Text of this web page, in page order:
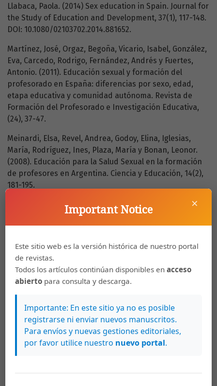
Llabaca, Paola. (2014) Sex education in Spain. Journal for
the Study of Education and Development, 37(1), 117-148.
DOI: 10.1080/02103702.2014.881652.
Martínez, José, Orgaz, Begoña, Vicario, Isabel, González,
Eva, Carcedo, Rodrigo, Fernández, Andrés y Fuertes,
Antonio. (2011). Educación sexual y formación del
profesorado en España: diferencias por sexo, edad,
etapa educativa y comunidad autónoma. Revista de
Formación del Profesorado e Investigación Educativa,
(24), 37-47.
Meinardi, Elsa, Revel, Andrea, Godoy, Elina, Iglesias,
María, Rodríguez, Ines, Plaza, María y Bonan, Leonor.
(2008). Educación para la Salud Sexual en la formación
de profesores en Argentina. Ciencia y Educación, 14(2),
181-195.
Milton, Jan. (2003). Primary School Sex Education
Programs: Views and experiences of teachers in four
primary schools in Sidney, Australia. Sex Education, 3(3),
Miqueo, Pilar. (1996). Evaluación de programas de
formación en educación sexual para profesionales en
Navarra (Tesis doctoral). Salamanca: Universidad de
Salamanca, España.
Montilla, Josefa y Kromrey, Jeffrey. (2010). Robustez de
las pruebas T en comparación de medias, ante violación
de supuestos de normalidad y homocedasticidad.
Revista Ciencia e Ingeniería, 31(2), 101-108.
×
Important Notice
Este sitio web es la versión histórica de nuestro portal
de revistas.
Todos los artículos continúan disponibles enacceso
abierto para consulta y descarga.
Importante: En este sitio ya no es posible
registrarse ni enviar nuevos manuscritos.
Para envíos y nuevas gestiones editoriales,
por favor utilice nuestro nuevo portal.